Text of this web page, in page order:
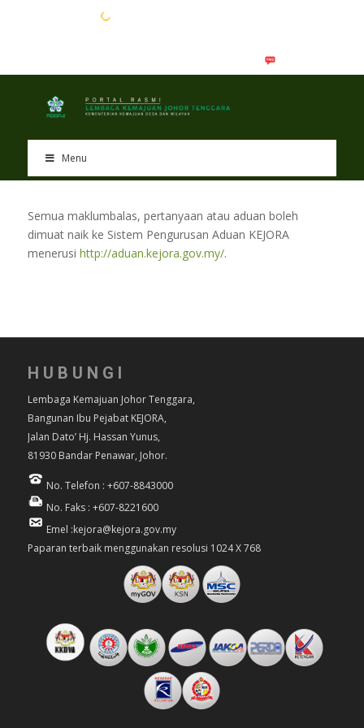
Menu
Semua maklumbalas, pertanyaan atau aduan boleh
dimuat naik ke Sistem Pengurusan Aduan KEJORA
menerusi http://aduan.kejora.gov.my/.
HUBUNGI
Lembaga Kemajuan Johor Tenggara,
Bangunan Ibu Pejabat KEJORA,
Jalan Dato’ Hj. Hassan Yunus,
81930 Bandar Penawar, Johor.
No. Telefon : +607-8843000
No. Faks : +607-8221600
Emel :kejora@kejora.gov.my
Paparan terbaik menggunakan resolusi 1024 X 768